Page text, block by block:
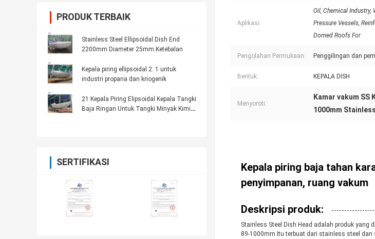
PRODUK TERBAIK
Stainless Steel Ellipsoidal Dish End
2200mm Diameter 25mm Ketebalan
Kepala piring ellipsoidal 2: 1 untuk
industri propana dan kriogenik
21 Kepala Piring Elipsoidal Kepala Tangki
Baja Ringan Untuk Tangki Minyak Kimia
SERTIFIKASI
Aplikasi:
Oil, Chemical Industry,
Pressure Vessels,
Domed Roofs For
Pengolahan Permukaan: Penggilingan dan
Bentuk: KEPALA DISH
Menyoroti:
Kamar vakum SS
1000mm
Kepala piring baja tahan
penyimpanan, ruang vakum
Deskripsi produk:
Stainless Steel Dish Head adalah produk
89-1000mm.Itu terbuat dari stainless steel